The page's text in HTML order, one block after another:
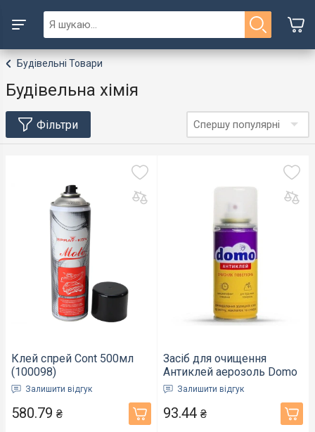
Будівельні Товари
Будівельна хімія
Фільтри Спершу популярні
Клей спрей Cont 500мл
(100098)
Залишити відгук
580.79 ₴
Засіб для очищення
Антиклей аерозоль Domo
100мл (49702)
Залишити відгук
93.44 ₴